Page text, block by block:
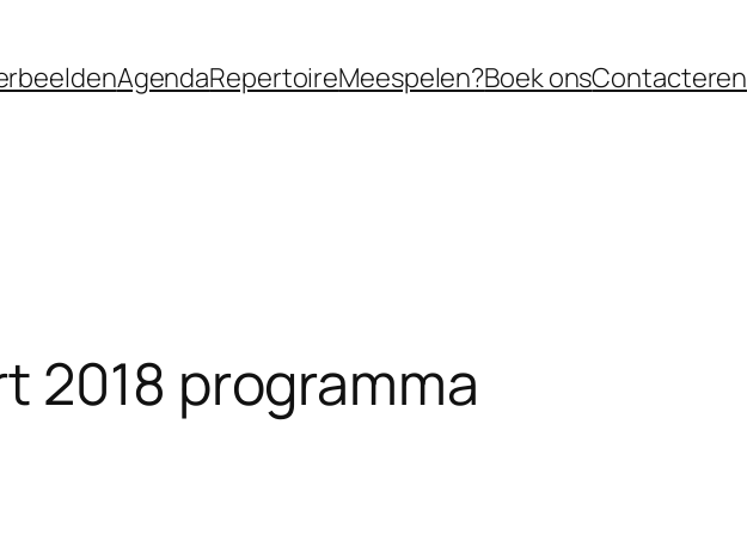
AgendaRepertoireMeespelen?Boek onsContacteren
2018 programma